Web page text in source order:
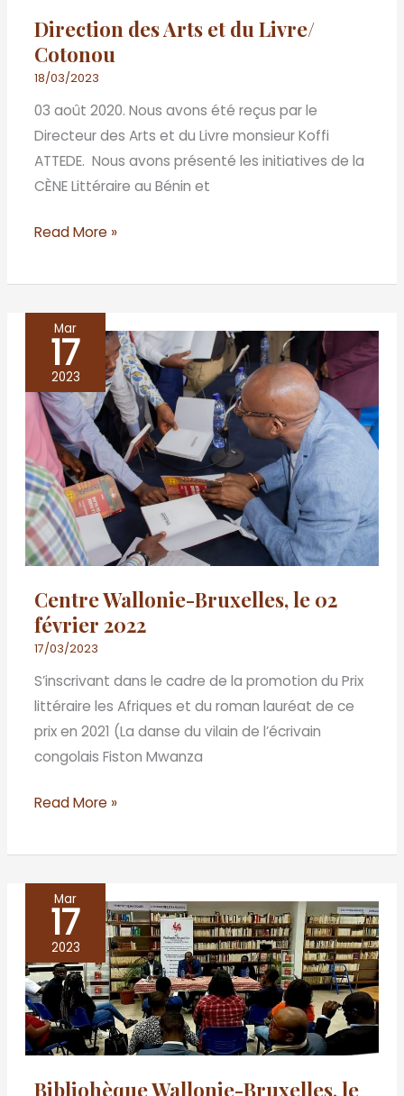
Direction des Arts et du Livre/
Cotonou
18/03/2023
03 août 2020. Nous avons été reçus par le
Directeur des Arts et du Livre monsieur Koffi
ATTEDE. Nous avons présenté les initiatives de la
CÈNE Littéraire au Bénin et
Read More »
Mar
17
2023
Centre Wallonie-Bruxelles, le 02
février 2022
17/03/2023
S’inscrivant dans le cadre de la promotion du Prix
littéraire les Afriques et du roman lauréat de ce
prix en 2021 (La danse du vilain de l’écrivain
congolais Fiston Mwanza
Centre
Wallonie-
Bruxelles,
le
02
février
2022
Read More »
Mar
17
2023
Bibliohèque Wallonie-Bruxelles, le
Bibliohèque
Wallonie-
Bruxelles,
le
16
décembre